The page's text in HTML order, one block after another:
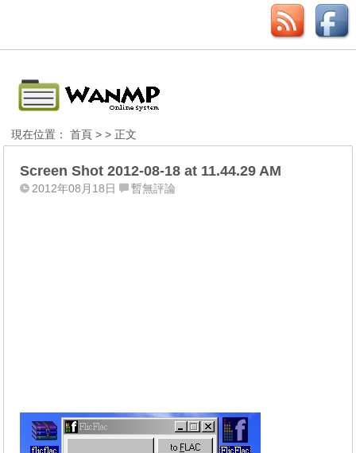
現在位置：首頁 > > 正文
Screen Shot 2012-08-18 at 11.44.29 AM
2012年08月18日 暫無評論